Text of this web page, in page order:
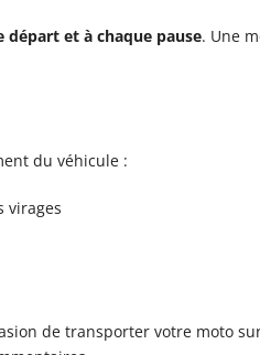
départ et à chaque pause. Une
du véhicule :
virages
de transporter votre moto